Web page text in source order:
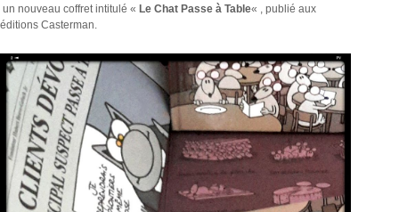
un nouveau coffret intitulé « Le Chat Passe à Table« , publié aux
éditions Casterman.